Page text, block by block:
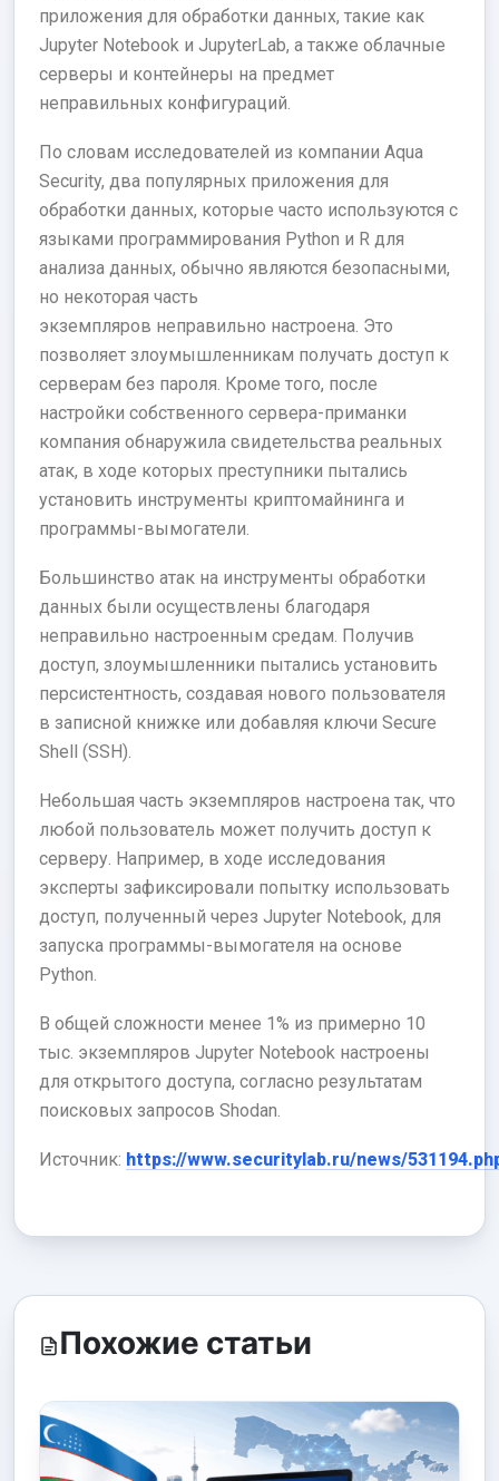
приложения для обработки данных, такие как
Jupyter Notebook и JupyterLab, а также облачные
серверы и контейнеры на предмет
неправильных конфигураций.
По словам исследователей из компании Aqua
Security, два популярных приложения для
обработки данных, которые часто используются с
языками программирования Python и R для
анализа данных, обычно являются безопасными,
но некоторая часть
экземпляров неправильно настроена. Это
позволяет злоумышленникам получать доступ к
серверам без пароля. Кроме того, после
настройки собственного сервера-приманки
компания обнаружила свидетельства реальных
атак, в ходе которых преступники пытались
установить инструменты криптомайнинга и
программы-вымогатели.
Большинство атак на инструменты обработки
данных были осуществлены благодаря
неправильно настроенным средам. Получив
доступ, злоумышленники пытались установить
персистентность, создавая нового пользователя
в записной книжке или добавляя ключи Secure
Shell (SSH).
Небольшая часть экземпляров настроена так, что
любой пользователь может получить доступ к
серверу. Например, в ходе исследования
эксперты зафиксировали попытку использовать
доступ, полученный через Jupyter Notebook, для
запуска программы-вымогателя на основе
Python.
В общей сложности менее 1% из примерно 10
тыс. экземпляров Jupyter Notebook настроены
для открытого доступа, согласно результатам
поисковых запросов Shodan.
Источник: https://www.securitylab.ru/news/
Похожие статьи